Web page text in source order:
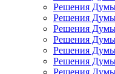
Решения
Решения
Решения
Решения
Решения
Решения
Решения Думы